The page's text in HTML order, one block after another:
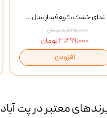
غذای خشک گربه فیدار مدل Adult وزن 10 کیلوگرم
۵,۵۲۵,۰۰۰ تومان
۴,۴۹۹,۰۰۰ تومان
افزودن
معتبر در پت آباد